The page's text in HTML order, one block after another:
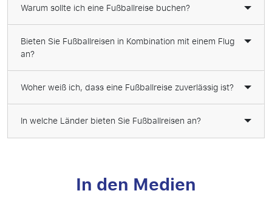
Warum sollte ich eine Fußballreise buchen?
Bieten Sie Fußballreisen in Kombination mit einem Flug
an?
Woher weiß ich, dass eine Fußballreise zuverlässig ist?
In welche Länder bieten Sie Fußballreisen an?
In den Medien